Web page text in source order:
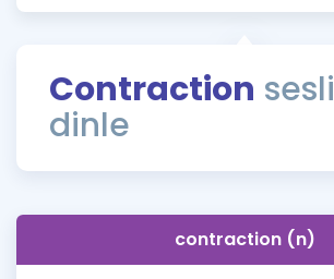
ÖSYM Sınav Takvimi
Kampanyalar
İngilizce Gramer
Contraction sesli
dinle
contraction (n)